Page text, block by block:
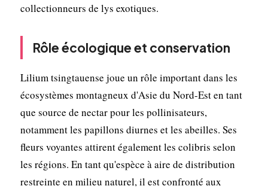
collectionneurs de lys exotiques.
Rôle écologique et conservation
Lilium tsingtauense joue un rôle important dans les
écosystèmes montagneux d'Asie du Nord-Est en tant
que source de nectar pour les pollinisateurs,
notamment les papillons diurnes et les abeilles. Ses
fleurs voyantes attirent également les colibris selon
les régions. En tant qu'espèce à aire de distribution
restreinte en milieu naturel, il est confronté aux